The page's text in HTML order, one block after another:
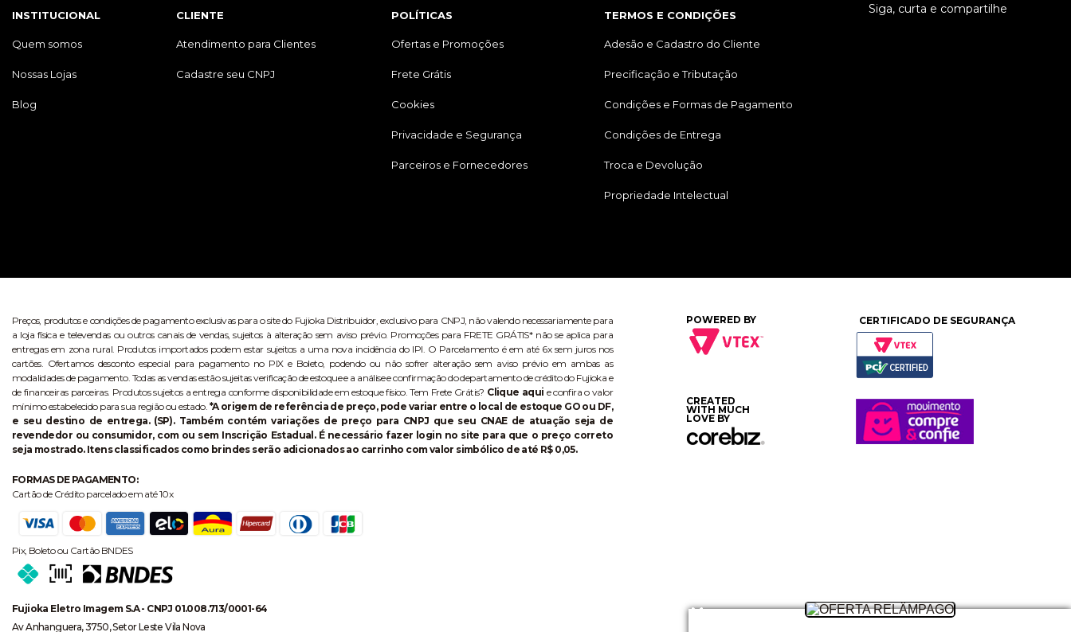
INSTITUCIONAL
Quem somos
Nossas Lojas
Blog
CLIENTE
Atendimento para Clientes
Cadastre seu CNPJ
POLÍTICAS
Ofertas e Promoções
Frete Grátis
Cookies
Privacidade e Segurança
Parceiros e Fornecedores
TERMOS E CONDIÇÕES
Adesão e Cadastro do Cliente
Precificação e Tributação
Condições e Formas de Pagamento
Condições de Entrega
Troca e Devolução
Propriedade Intelectual
Siga, curta e compartilhe
Preços, produtos e condições de pagamento exclusivas para o site do Fujioka Distribuidor, exclusivo para CNPJ, não valendo necessariamente para
a loja física e televendas ou outros canais de vendas, sujeitos à alteração sem aviso prévio. Promoções para FRETE GRÁTIS* não se aplica para
entregas em zona rural. Produtos importados podem estar sujeitos a uma nova incidência do IPI. O Parcelamento é em até 6x sem juros nos
cartões. Ofertamos desconto especial para pagamento no PIX e Boleto, podendo ou não sofrer alteração sem aviso prévio em ambas as
modalidades de pagamento. Todas as vendas estão sujeitas verificação de estoque e a análise e confirmação do departamento de crédito do Fujioka e
de financeiras parceiras. Produtos sujeitos a entrega conforme disponibilidade em estoque físico. Tem Frete Grátis? Clique aqui e confira o valor
mínimo estabelecido para sua região ou estado. *A origem de referência de preço, pode variar entre o local de estoque GO ou DF,
e seu destino de entrega. (SP). Também contém variações de preço para CNPJ que seu CNAE de atuação seja de
revendedor ou consumidor, com ou sem Inscrição Estadual. É necessário fazer login no site para que o preço correto
seja mostrado. Itens classificados como brindes serão adicionados ao carrinho com valor simbólico de até R$ 0,05.
FORMAS DE PAGAMENTO:
Cartão de Crédito parcelado em até 10x
Pix, Boleto ou Cartão BNDES
Fujioka Eletro Imagem S.A - CNPJ 01.008.713/0001-64
Av Anhanguera, 3750, Setor Leste Vila Nova
POWERED BY
CREATED
WITH MUCH
LOVE BY
CERTIFICADO DE SEGURANÇA